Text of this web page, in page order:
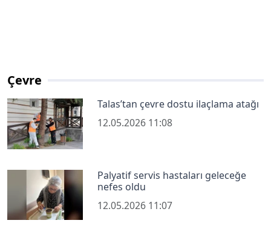
Çevre
Talas’tan çevre dostu ilaçlama atağı
12.05.2026 11:08
Palyatif servis hastaları geleceğe
nefes oldu
12.05.2026 11:07